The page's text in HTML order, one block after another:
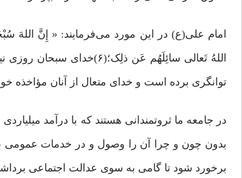
امام علی(ع) در این مورد می‌فرمایند: « إِنَّ اللهَ
اللهُ تَعالی سائِلَهُم عَن
توانگری برده است و خدای متعال از آنان مؤاخذه
در جامعه ما ثروتمندانی هستند که با درآمد
بدون چون و چرا آن را وصول و در خدمات عمومی
برخورد شود تا گامی به سوی عدالت اجتماعی